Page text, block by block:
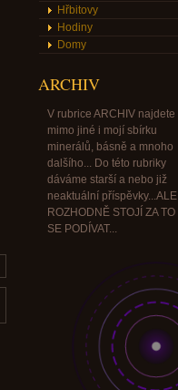
Hřbitovy
Hodiny
Domy
ARCHIV
V rubrice ARCHIV najdete
mimo jiné i mojí sbírku
minerálů, básně a mnoho
dalšího... Do této rubriky
dáváme starší a nebo již
neaktuální příspěvky...ALE
ROZHODNĚ STOJÍ ZA TO
SE PODÍVAT...